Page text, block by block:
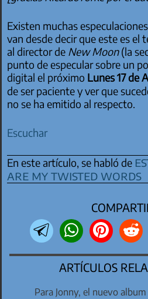
Existen muchas
van desde decir que este es el
al director de New Moon(la
punto de especular sobre un
digital el próximo Lunes 17 de
de ser paciente y ver que
no se ha emitido al respecto.
Escuchar
En este artículo, se habló de
are my twisted words
ARTÍCULOS
Para Jonny, el nuevo